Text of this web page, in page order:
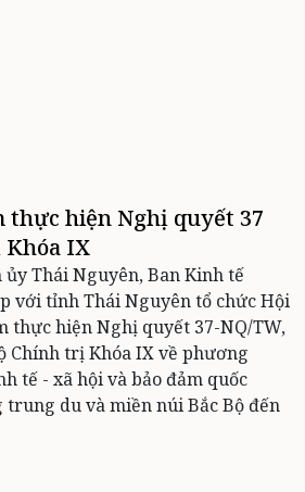
thực hiện Nghị quyết 37
IX
ủy Thái Nguyên, Ban Kinh tế
với tỉnh Thái Nguyên tổ chức Hội
thực hiện Nghị quyết 37-NQ/TW,
Chính trị Khóa IX về phương
tế - xã hội và bảo đảm quốc
du và miền núi Bắc Bộ đến